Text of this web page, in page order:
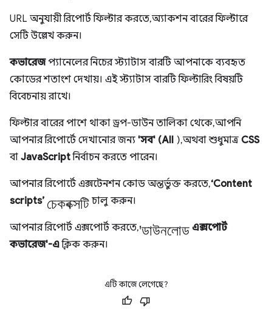
URL অনুযায়ী রিপোর্ট ফিল্টার করতে, অ্যাকশন বারের ফিল্টারে
সেটি উল্লেখ করুন।
কভারেজপ্যানেলের নিচের স্ট্যাটাস বারটি আপনাকে ব্যবহৃত
কোডের শতাংশ দেখায়। এই স্ট্যাটাস বারটি ফিল্টারিং বিষয়টি
বিবেচনায় রাখে।
ফিল্টার বারের পাশে থাকা ড্রপ-ডাউন তালিকা থেকে, আপনি
আপনার রিপোর্টে দেখানোর জন্য 'সব' (All ), অথবা শুধুমাত্র CSS
বা JavaScriptনির্বাচন করতে পারেন।
আপনার রিপোর্টে এক্সটেনশন কোড অন্তর্ভুক্ত করতে,‘Content
scripts’ চেকবক্সটি চালু করুন।
আপনার রিপোর্ট এক্সপোর্ট করতে,'ডাউনলোড এক্সপোর্ট
কভারেজ'-এক্লিক করুন।
এটি কাজে লেগেছে?